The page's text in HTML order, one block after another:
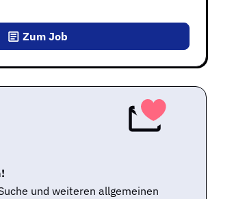
Zum Job
und weiteren allgemeinen